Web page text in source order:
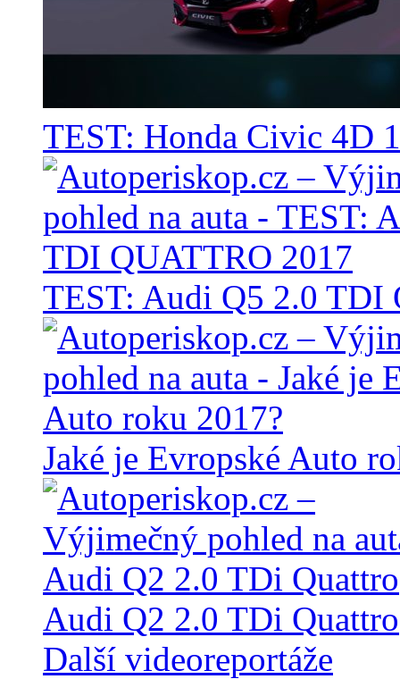
TEST: Honda Civic 4D
TEST: Audi Q5 2.0 TDI
Jaké je Evropské Auto
Audi Q2 2.0 TDi Quattro
Další videoreportáže